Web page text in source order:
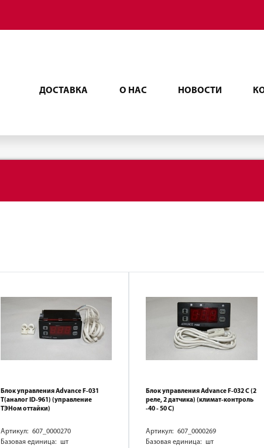
ДОСТАВКА О НАС НОВОСТИ
Блок управления Advance F-031
Т(аналог ID-961) (управление
ТЭНом оттайки)
Артикул: 607_0000270
Базовая единица: шт
Блок управления Advance F-032 С (2
реле, 2 датчика) (климат-контроль
-40 - 50 С)
Артикул: 607_0000269
Базовая единица: шт